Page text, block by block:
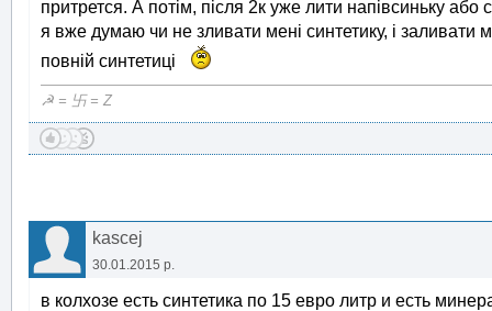
притрется. А потім, після 2к уже лити напівсиньку або
я вже думаю чи не зливати мені синтетику, і заливати
повній синтетиці
☭ = 卐 = Z
kascej
30.01.2015 р.
в колхозе есть синтетика по 15 евро литр и есть